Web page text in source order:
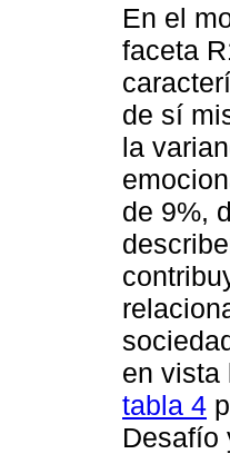
En el
faceta
de sí
la
de 9%,
en vista
tabla 4
Desafío